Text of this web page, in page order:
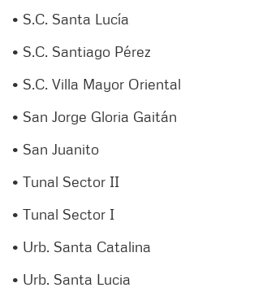
• S.C. Santa Lucía
• S.C. Santiago Pérez
• S.C. Villa Mayor Oriental
• San Jorge Gloria Gaitán
• San Juanito
• Tunal Sector II
• Tunal Sector I
• Urb. Santa Catalina
• Urb. Santa Lucia